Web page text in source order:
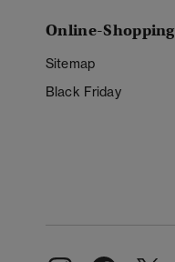
Online-Shopping
Sitemap
Black Friday